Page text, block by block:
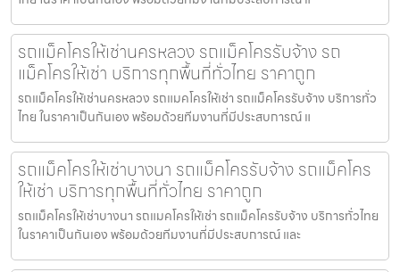
รถแม็คโครให้เช่านครหลวง รถแม็คโครรับจ้าง รถ
แม็คโครให้เช่า บริการทุกพื้นที่ทั่วไทย ราคาถูก
รถแม็คโครให้เช่านครหลวง รถแมคโครให้เช่า รถแม็คโครรับจ้าง บริการทั่ว
ไทย ในราคาเป็นกันเอง พร้อมด้วยทีมงานที่มีประสบการณ์ แ
รถแม็คโครให้เช่าบางนา รถแม็คโครรับจ้าง รถแม็คโคร
ให้เช่า บริการทุกพื้นที่ทั่วไทย ราคาถูก
รถแม็คโครให้เช่าบางนา รถแมคโครให้เช่า รถแม็คโครรับจ้าง บริการทั่วไทย
ในราคาเป็นกันเอง พร้อมด้วยทีมงานที่มีประสบการณ์ และ